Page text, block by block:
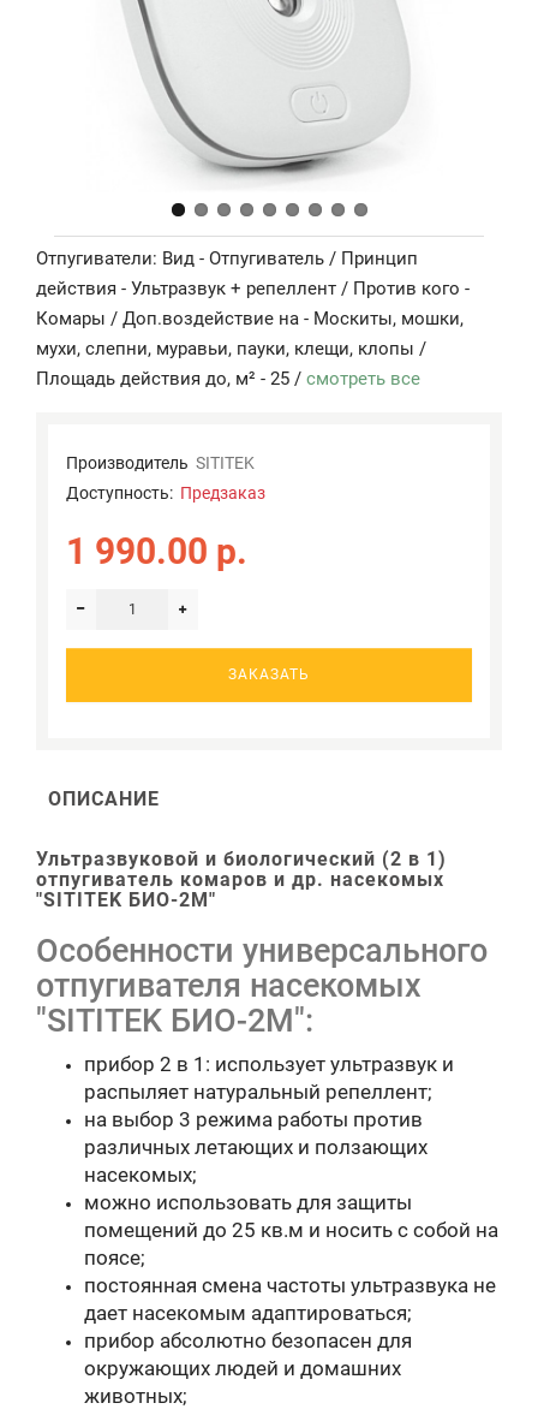
Отпугиватели: Вид - Отпугиватель / Принцип
действия - Ультразвук + репеллент / Против кого -
Комары / Доп.воздействие на - Москиты, мошки,
мухи, слепни, муравьи, пауки, клещи, клопы /
Площадь действия до, м² - 25 / смотреть все
Производитель SITITEK
Доступность: Предзаказ
1 990.00 р.
ЗАКАЗАТЬ
ОПИСАНИЕ
Ультразвуковой и биологический (2 в 1)
отпугиватель комаров и др. насекомых
"SITITEK БИО-2М"
Особенности универсального
отпугивателя насекомых
"SITITEK БИО-2М":
прибор 2 в 1: использует ультразвук и
распыляет натуральный репеллент;
на выбор 3 режима работы против
различных летающих и ползающих
насекомых;
можно использовать для защиты
помещений до 25 кв.м и носить с собой на
поясе;
постоянная смена частоты ультразвука не
дает насекомым адаптироваться;
прибор абсолютно безопасен для
окружающих людей и домашних
животных;